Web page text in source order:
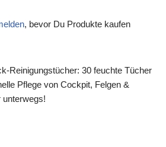
, bevor Du Produkte kaufen
Reinigungstücher: 30 feuchte Tücher
Pflege von Cockpit, Felgen &
unterwegs!